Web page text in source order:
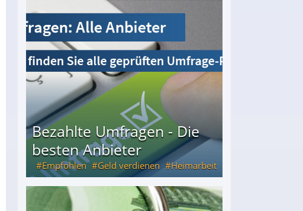
Bezahlte Umfragen - Die
besten Anbieter
Empfohlen Geld verdienen Heimarbeit